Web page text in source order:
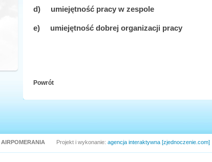
d) umiejętność pracy w zespole
e) umiejętność dobrej organizacji pracy
Powrót
AIRPOMERANIA Projekt i wykonanie: agencja interaktywna [zjednoczenie.com]